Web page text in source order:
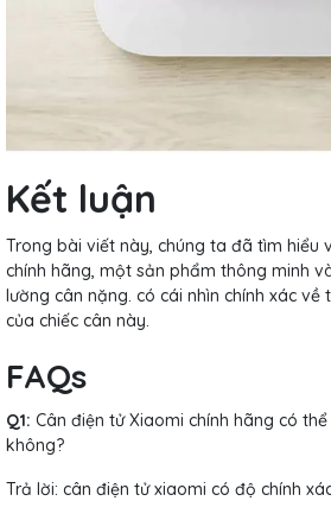
Kết luận
Trong bài viết này, chúng ta đã tìm hiểu
chính hãng, một sản phẩm thông minh
lường cân nặng. có cái nhìn chính xác
của chiếc cân này.
FAQs
Q1: Cân điện tử Xiaomi chính hãng có
không?
Trả lời: cân điện tử xiaomi có độ chính